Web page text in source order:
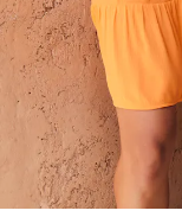
SALE | 60%